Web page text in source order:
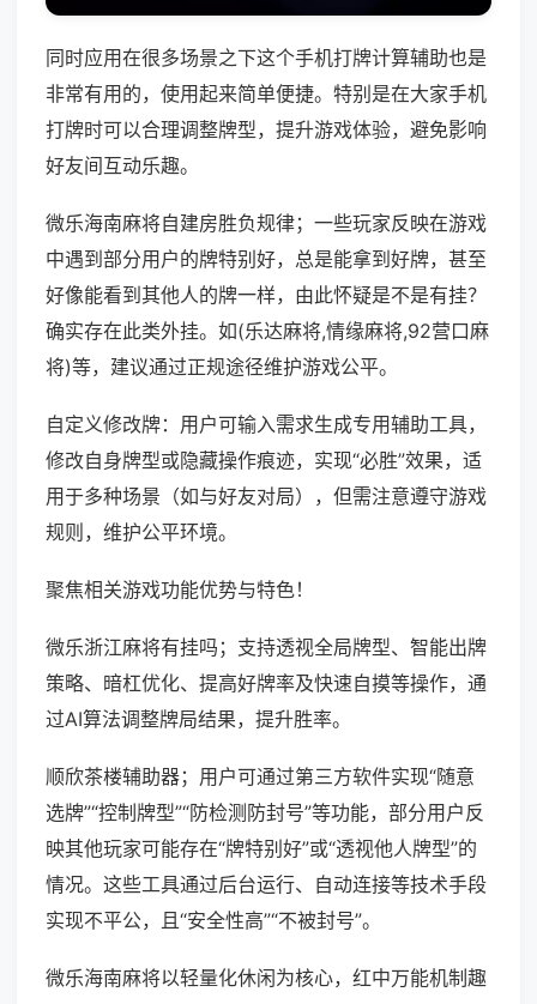
同时应用在很多场景之下这个手机打牌计算辅助也是
非常有用的，使用起来简单便捷。特别是在大家手机
打牌时可以合理调整牌型，提升游戏体验，避免影响
好友间互动乐趣。
微乐海南麻将自建房胜负规律；一些玩家反映在游戏
中遇到部分用户的牌特别好，总是能拿到好牌，甚至
好像能看到其他人的牌一样，由此怀疑是不是有挂？
确实存在此类外挂。如(乐达麻将,情缘麻将,92营口麻
将)等，建议通过正规途径维护游戏公平。
自定义修改牌：用户可输入需求生成专用辅助工具，
修改自身牌型或隐藏操作痕迹，实现“必胜”效果，适
用于多种场景（如与好友对局），但需注意遵守游戏
规则，维护公平环境。
聚焦相关游戏功能优势与特色！
微乐浙江麻将有挂吗；支持透视全局牌型、智能出牌
策略、暗杠优化、提高好牌率及快速自摸等操作，通
过AI算法调整牌局结果，提升胜率。
顺欣茶楼辅助器；用户可通过第三方软件实现“随意
选牌”“控制牌型”“防检测防封号”等功能，部分用户反
映其他玩家可能存在“牌特别好”或“透视他人牌型”的
情况。这些工具通过后台运行、自动连接等技术手段
实现不平公，且“安全性高”“不被封号”。
微乐海南麻将以轻量化休闲为核心，红中万能机制趣